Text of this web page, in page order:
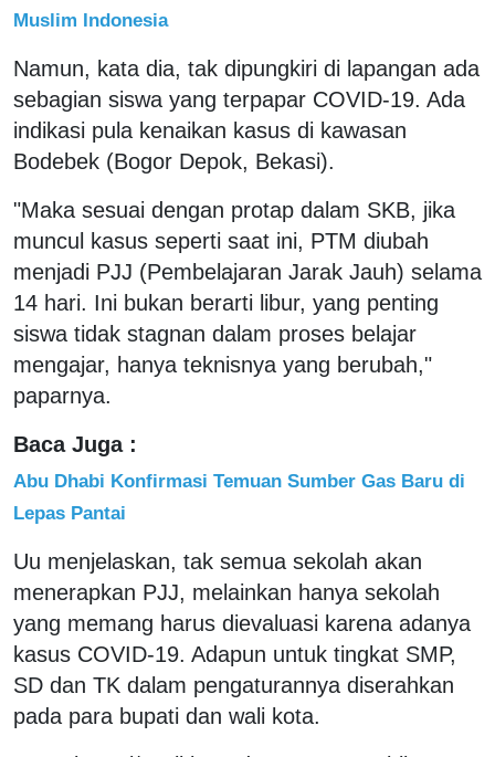
Muslim Indonesia
Namun, kata dia, tak dipungkiri di lapangan ada
sebagian siswa yang terpapar COVID-19. Ada
indikasi pula kenaikan kasus di kawasan
Bodebek (Bogor Depok, Bekasi).
"Maka sesuai dengan protap dalam SKB, jika
muncul kasus seperti saat ini, PTM diubah
menjadi PJJ (Pembelajaran Jarak Jauh) selama
14 hari. Ini bukan berarti libur, yang penting
siswa tidak stagnan dalam proses belajar
mengajar, hanya teknisnya yang berubah,"
paparnya.
Baca Juga :
Abu Dhabi Konfirmasi Temuan Sumber Gas Baru di
Lepas Pantai
Uu menjelaskan, tak semua sekolah akan
menerapkan PJJ, melainkan hanya sekolah
yang memang harus dievaluasi karena adanya
kasus COVID-19. Adapun untuk tingkat SMP,
SD dan TK dalam pengaturannya diserahkan
pada para bupati dan wali kota.